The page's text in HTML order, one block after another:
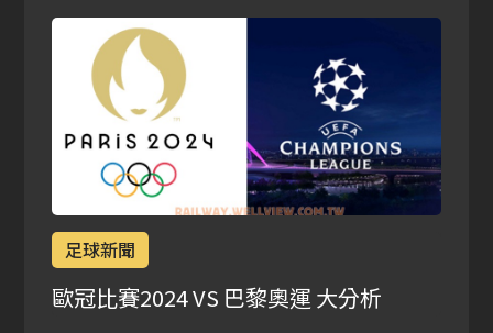
足球新聞
歐冠比賽2024 VS 巴黎奧運 大分析